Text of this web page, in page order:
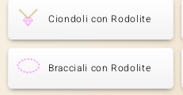
Ciondoli con Rodolite
Bracciali con Rodolite